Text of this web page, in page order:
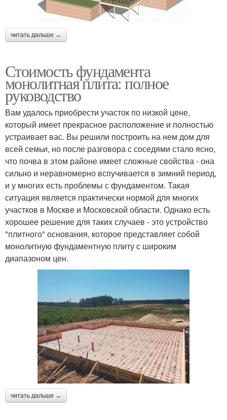
читать дальше →
Стоимость фундамента
монолитная плита: полное
руководство
Вам удалось приобрести участок по низкой цене,
который имеет прекрасное расположение и полностью
устраивает вас. Вы решили построить на нем дом для
всей семьи, но после разговора с соседями стало ясно,
что почва в этом районе имеет сложные свойства - она
сильно и неравномерно вспучивается в зимний период,
и у многих есть проблемы с фундаментом. Такая
ситуация является практически нормой для многих
участков в Москве и Московской области. Однако есть
хорошее решение для таких случаев - это устройство
"плитного" основания, которое представляет собой
монолитную фундаментную плиту с широким
диапазоном цен.
читать дальше →